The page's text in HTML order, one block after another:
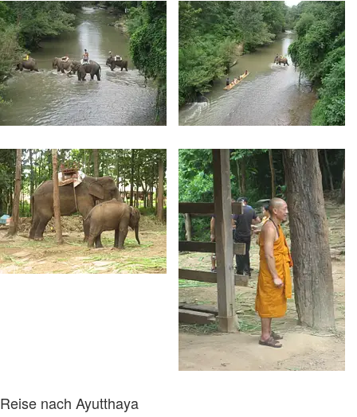
Reise nach Ayutthaya